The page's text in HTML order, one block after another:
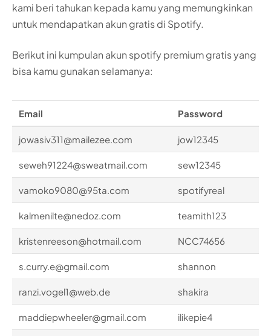
kami beri tahukan kepada kamu yang memungkinkan
untuk mendapatkan akun gratis di Spotify.
Berikut ini kumpulan akun spotify premium gratis yang
bisa kamu gunakan selamanya:
Email Password
jowasiv311@mailezee.com jow12345
seweh91224@sweatmail.com sew12345
vamoko9080@95ta.com spotifyreal
kalmenilte@nedoz.com teamith123
kristenreeson@hotmail.com NCC74656
s.curry.e@gmail.com shannon
ranzi.vogel1@web.de shakira
maddiepwheeler@gmail.com ilikepie4